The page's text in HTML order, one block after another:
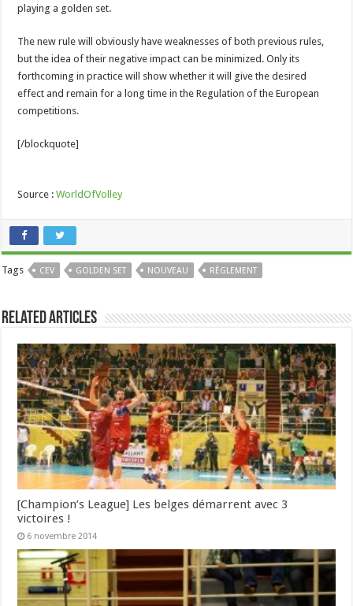
playing a golden set.
The new rule will obviously have weaknesses of both previous rules,
but the idea of their negative impact can be minimized. Only its
forthcoming in practice will show whether it will give the desired
effect and remain for a long time in the Regulation of the European
competitions.
[/blockquote]
Source :WorldOfVolley
Tags CEV GOLDEN SET NOUVEAU RÈGLEMENT
Related Articles
[Champion’s League] Les belges démarrent avec 3
victoires !
6 novembre 2014